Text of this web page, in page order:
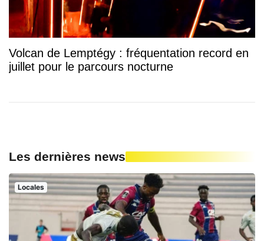
Volcan de Lemptégy : fréquentation record en
juillet pour le parcours nocturne
Les dernières news
Locales